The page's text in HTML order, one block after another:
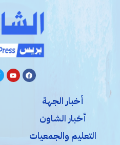
أخبار الجهة
أخبار الشاون
التعليم والجمعيات